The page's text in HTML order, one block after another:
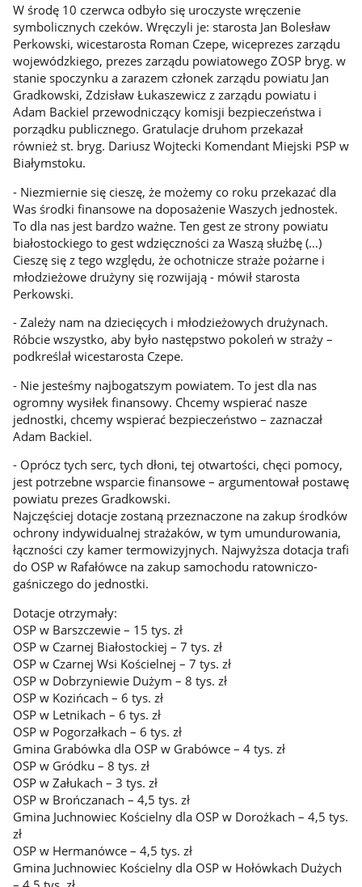
W środę 10 czerwca odbyło się uroczyste wręczenie
symbolicznych czeków. Wręczyli je: starosta Jan Bolesław
Perkowski, wicestarosta Roman Czepe, wiceprezes zarządu
wojewódzkiego, prezes zarządu powiatowego ZOSP bryg. w
stanie spoczynku a zarazem członek zarządu powiatu Jan
Gradkowski, Zdzisław Łukaszewicz z zarządu powiatu i
Adam Backiel przewodniczący komisji bezpieczeństwa i
porządku publicznego. Gratulacje druhom przekazał
również st. bryg. Dariusz Wojtecki Komendant Miejski PSP w
Białymstoku.
- Niezmiernie się cieszę, że możemy co roku przekazać dla
Was środki finansowe na doposażenie Waszych jednostek.
To dla nas jest bardzo ważne. Ten gest ze strony powiatu
białostockiego to gest wdzięczności za Waszą służbę (…)
Cieszę się z tego względu, że ochotnicze straże pożarne i
młodzieżowe drużyny się rozwijają - mówił starosta
Perkowski.
- Zależy nam na dziecięcych i młodzieżowych drużynach.
Róbcie wszystko, aby było następstwo pokoleń w straży –
podkreślał wicestarosta Czepe.
- Nie jesteśmy najbogatszym powiatem. To jest dla nas
ogromny wysiłek finansowy. Chcemy wspierać nasze
jednostki, chcemy wspierać bezpieczeństwo – zaznaczał
Adam Backiel.
- Oprócz tych serc, tych dłoni, tej otwartości, chęci pomocy,
jest potrzebne wsparcie finansowe – argumentował postawę
powiatu prezes Gradkowski.
Najczęściej dotacje zostaną przeznaczone na zakup środków
ochrony indywidualnej strażaków, w tym umundurowania,
łączności czy kamer termowizyjnych. Najwyższa dotacja trafi
do OSP w Rafałówce na zakup samochodu ratowniczo-
gaśniczego do jednostki.
Dotacje otrzymały:
OSP w Barszczewie – 15 tys. zł
OSP w Czarnej Białostockiej – 7 tys. zł
OSP w Czarnej Wsi Kościelnej – 7 tys. zł
OSP w Dobrzyniewie Dużym – 8 tys. zł
OSP w Kozińcach – 6 tys. zł
OSP w Letnikach – 6 tys. zł
OSP w Pogorzałkach – 6 tys. zł
Gmina Grabówka dla OSP w Grabówce – 4 tys. zł
OSP w Gródku – 8 tys. zł
OSP w Załukach – 3 tys. zł
OSP w Brończanach – 4,5 tys. zł
Gmina Juchnowiec Kościelny dla OSP w Dorożkach – 4,5 tys.
zł
OSP w Hermanówce – 4,5 tys. zł
Gmina Juchnowiec Kościelny dla OSP w Hołówkach Dużych